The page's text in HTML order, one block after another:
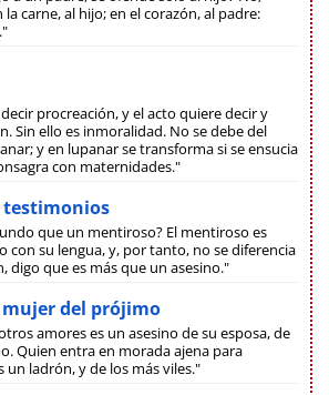
carne, al hijo; en el corazón, al padre:
procreación, y el acto quiere decir y
Sin ello es inmoralidad. No se debe del
y en lupanar se transforma si se ensucia
con maternidades."
testimonios
que un mentiroso? El mentiroso es
con su lengua, y, por tanto, no se diferencia
digo que es más que un asesino."
mujer del prójimo
amores es un asesino de su esposa, de
Quien entra en morada ajena para
ladrón, y de los más viles."